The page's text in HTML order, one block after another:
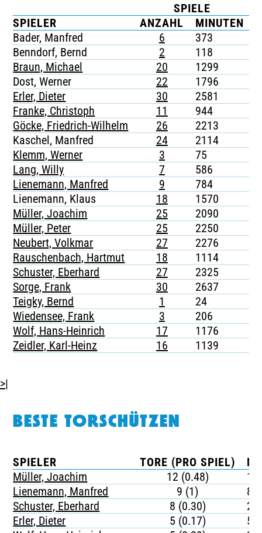
TICKETING
SPIELE
SPIELER
ANZAHL MINUTEN
Bader, Manfred
6 373
Benndorf, Bernd
2 118
Braun, Michael
20 1299
Dost, Werner
22 1796
Erler, Dieter
30 2581
Franke, Christoph
11 944
Göcke, Friedrich-Wilhelm
26 2213
Kaschel, Manfred
24 2114
Klemm, Werner
3 75
Lang, Willy
7 586
Lienemann, Manfred
9 784
Lienemann, Klaus
18 1570
Müller, Joachim
25 2090
Müller, Peter
25 2250
Neubert, Volkmar
27 2276
Rauschenbach, Hartmut
18 1114
Schuster, Eberhard
27 2325
Sorge, Frank
30 2637
Teigky, Bernd
1 24
Wiedensee, Frank
3 206
Wolf, Hans-Heinrich
17 1176
Zeidler, Karl-Heinz
16 1139
>|
BESTE TORSCHÜTZEN
SPIELER TORE (PRO SPIEL)
Müller, Joachim
12 (0.48)
Lienemann, Manfred
9 (1)
87
Schuster, Eberhard
8 (0.30)
Erler, Dieter
5 (0.17)